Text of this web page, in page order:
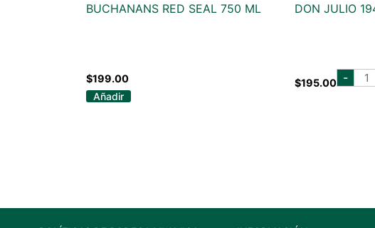
BUCHANANS RED SEAL 750 ML
$199.00
Añadir
DON JULIO
$195.00 - don
julio